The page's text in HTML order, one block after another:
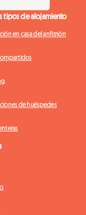
tipos de alojamiento
en casa del anfitrión
de huéspedes